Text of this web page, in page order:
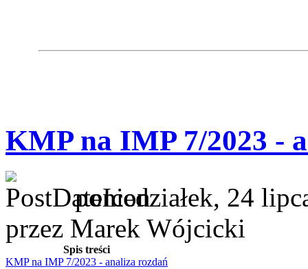
KMP na IMP 7/2023 -
poniedziałek, 24
przez Marek Wójcicki
Spis treści
KMP na IMP 7/2023 - analiza rozdań